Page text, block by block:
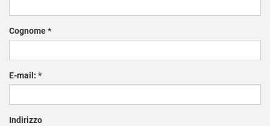
Cognome*
E-mail: *
Indirizzo